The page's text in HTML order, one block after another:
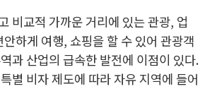
비교적 가까운 거리에 있는 관광, 업
하게 여행, 쇼핑을 할 수 있어 관광객
과 산업의 급속한 발전에 이점이 있다.
별 비자 제도에 따라 자유 지역에 들어